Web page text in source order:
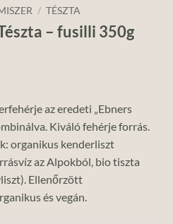
/ TÉSZTA
– fusilli 350g
az eredeti „Ebners
Kiváló fehérje forrás.
organikus kenderliszt
az Alpokból, bio tiszta
Ellenőrzött
és vegán.